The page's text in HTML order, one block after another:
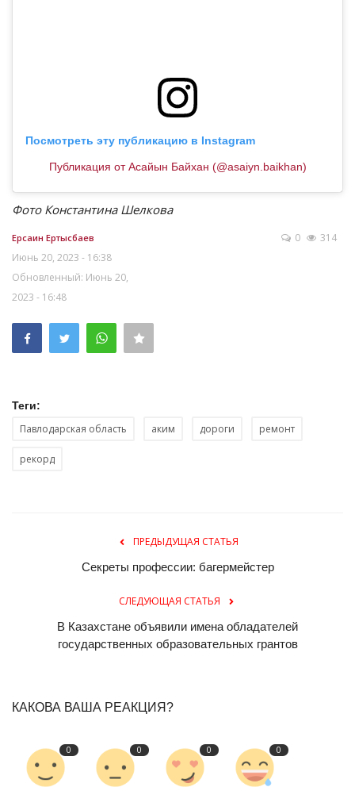
Посмотреть эту публикацию в Instagram
Публикация от Асайын Байхан (@asaiyn.baikhan)
Фото Константина Шелкова
Ерсаин Ертысбаев
Июнь 20, 2023 - 16:38
Обновленный: Июнь 20,
2023 - 16:48
0 314
Теги:
Павлодарская область аким дороги ремонт
рекорд
ПРЕДЫДУЩАЯ СТАТЬЯ
Секреты профессии: багермейстер
СЛЕДУЮЩАЯ СТАТЬЯ
В Казахстане объявили имена обладателей
государственных образовательных грантов
КАКОВА ВАША РЕАКЦИЯ?
0 0 0 0